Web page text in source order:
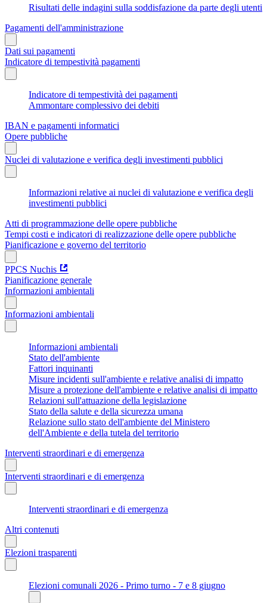
Risultati delle indagini sulla soddisfazione da parte degli utenti
Pagamenti dell'amministrazione
Dati sui pagamenti
Indicatore di tempestività pagamenti
Indicatore di tempestività dei pagamenti
Ammontare complessivo dei debiti
IBAN e pagamenti informatici
Opere pubbliche
Nuclei di valutazione e verifica degli investimenti pubblici
Informazioni relative ai nuclei di valutazione e verifica degli
investimenti pubblici
Atti di programmazione delle opere pubbliche
Tempi costi e indicatori di realizzazione delle opere pubbliche
Pianificazione e governo del territorio
PPCS Nuchis
Pianificazione generale
Informazioni ambientali
Informazioni ambientali
Informazioni ambientali
Stato dell'ambiente
Fattori inquinanti
Misure incidenti sull'ambiente e relative analisi di impatto
Misure a protezione dell'ambiente e relative analisi di impatto
Relazioni sull'attuazione della legislazione
Stato della salute e della sicurezza umana
Relazione sullo stato dell'ambiente del Ministero
dell'Ambiente e della tutela del territorio
Interventi straordinari e di emergenza
Interventi straordinari e di emergenza
Interventi straordinari e di emergenza
Altri contenuti
Elezioni trasparenti
Elezioni comunali 2026 - Primo turno - 7 e 8 giugno